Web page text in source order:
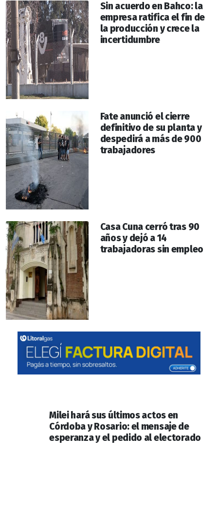
Sin acuerdo en Bahco: la
empresa ratifica el fin de
la producción y crece la
incertidumbre
Fate anunció el cierre
definitivo de su planta y
despedirá a más de 900
trabajadores
Casa Cuna cerró tras 90
años y dejó a 14
trabajadoras sin empleo
Milei hará sus últimos actos en
Córdoba y Rosario: el mensaje de
esperanza y el pedido al electorado